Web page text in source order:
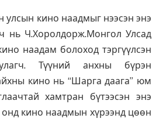
улсын кино наадмыг нээсэн энэ
нь Ч.Хоролдорж.Монгол Улсад
наадам болоход тэргүүлсэн
Түүний анхны бүрэн
кино нь “Шарга даага” юм
хамтран бүтээсэн энэ
кино наадмын хүрээнд цөөн